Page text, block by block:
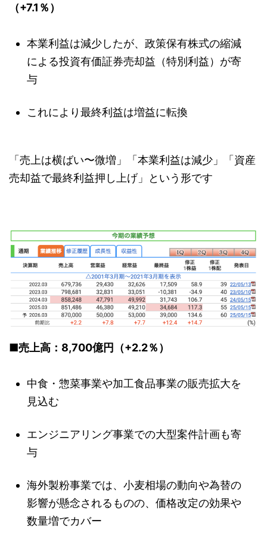
（+7.1％）
本業利益は減少したが、政策保有株式の縮減
による投資有価証券売却益（特別利益）が寄
与
これにより最終利益は増益に転換
「売上は横ばい〜微増」「本業利益は減少」「資産
売却益で最終利益押し上げ」という形です
■売上高：8,700億円（+2.2％）
中食・惣菜事業や加工食品事業の販売拡大を
見込む
エンジニアリング事業での大型案件計画も寄
与
海外製粉事業では、小麦相場の動向や為替の
影響が懸念されるものの、価格改定の効果や
数量増でカバー